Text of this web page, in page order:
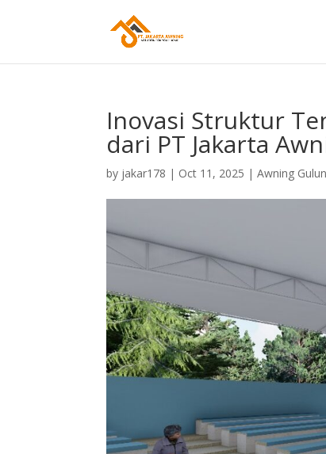
Inovasi Struktur
dari PT Jakarta
by jakar178 | Oct 11, 2025 |Awning